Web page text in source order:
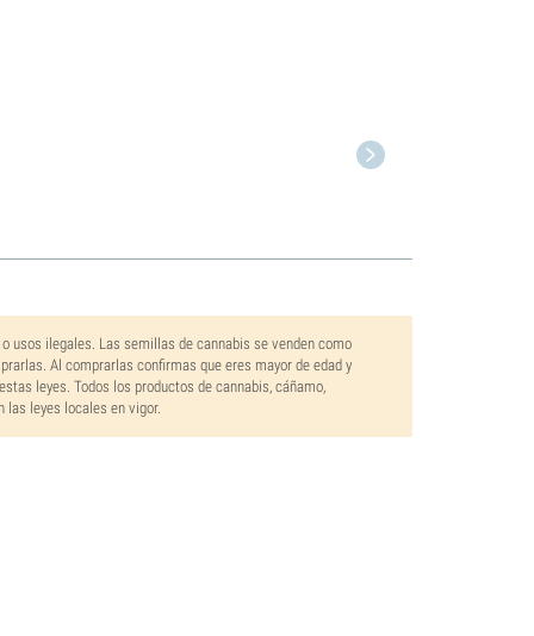
usos ilegales. Las semillas de cannabis se venden como
Al comprarlas confirmas que eres mayor de edad y
leyes. Todos los productos de cannabis, cáñamo,
leyes locales en vigor.